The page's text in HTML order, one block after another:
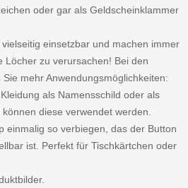
oder gar als Geldscheinklammer
einsetzbar und machen immer
Löcher zu verursachen! Bei den
Sie mehr Anwendungsmöglichkeiten:
als Namensschild oder als
diese verwendet werden.
einmalig so verbiegen, das der Button
ist. Perfekt für Tischkärtchen oder